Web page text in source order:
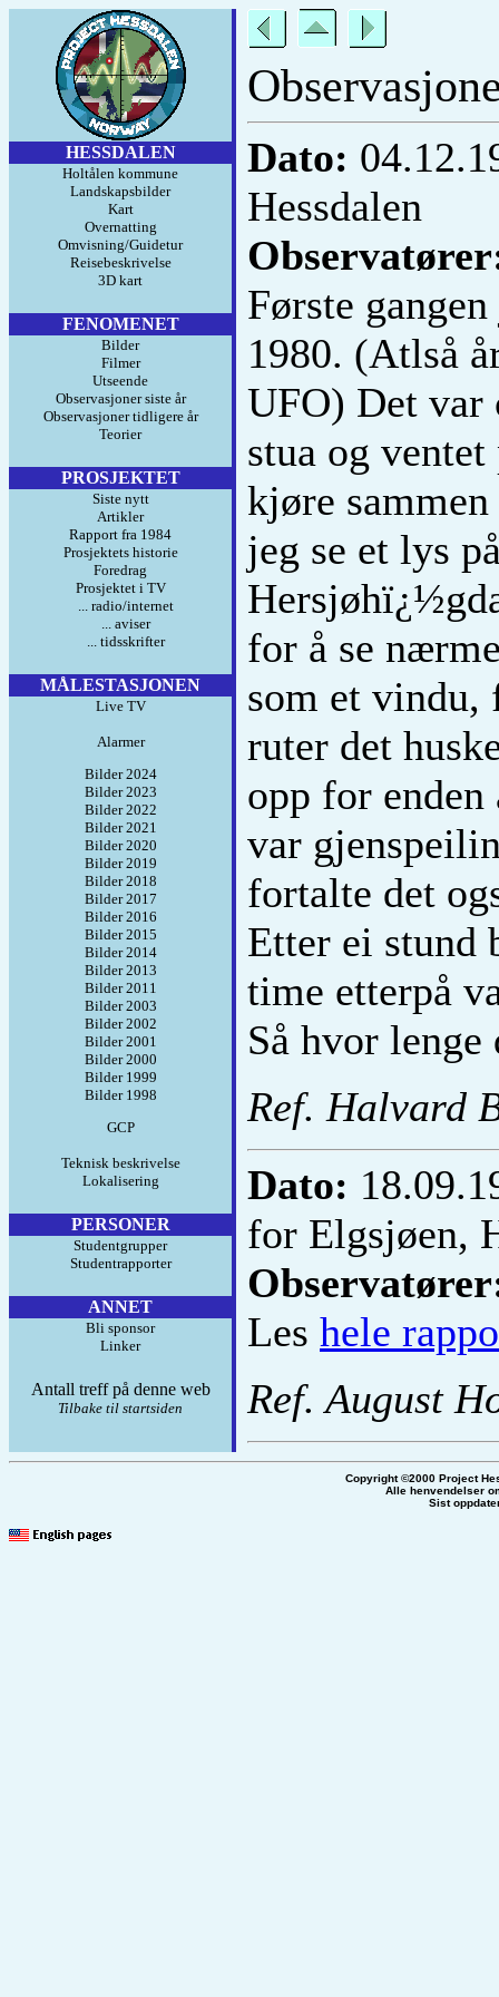
HESSDALEN
Holtålen kommune
Landskapsbilder
Kart
Overnatting
Omvisning/Guidetur
Reisebeskrivelse
3D kart
FENOMENET
Bilder
Filmer
Utseende
Observasjoner siste år
Observasjoner tidligere år
Teorier
PROSJEKTET
Siste nytt
Artikler
Rapport fra 1984
Prosjektets historie
Foredrag
Prosjektet i TV
... radio/internet
... aviser
... tidsskrifter
MÅLESTASJONEN
Live TV
Alarmer
Bilder 2024
Bilder 2023
Bilder 2022
Bilder 2021
Bilder 2020
Bilder 2019
Bilder 2018
Bilder 2017
Bilder 2016
Bilder 2015
Bilder 2014
Bilder 2013
Bilder 2011
Bilder 2003
Bilder 2002
Bilder 2001
Bilder 2000
Bilder 1999
Bilder 1998
GCP
Teknisk beskrivelse
Lokalisering
PERSONER
Studentgrupper
Studentrapporter
ANNET
Bli sponsor
Linker
Antall treff på denne web
Tilbake til startsiden
Dato:
Hessdalen
Første
1980. (Atlså
UFO) Det var
stua og
kjøre
jeg se et lys
for å se
som et vindu,
ruter det
opp for enden
var
fortalte det
Etter ei stund
time etterpå
Så hvor
Ref. Halvard
Dato:
for Elgsjøen,
Les hele
Ref. August
Copyright ©2000 Project
Alle henvendelser
Sist